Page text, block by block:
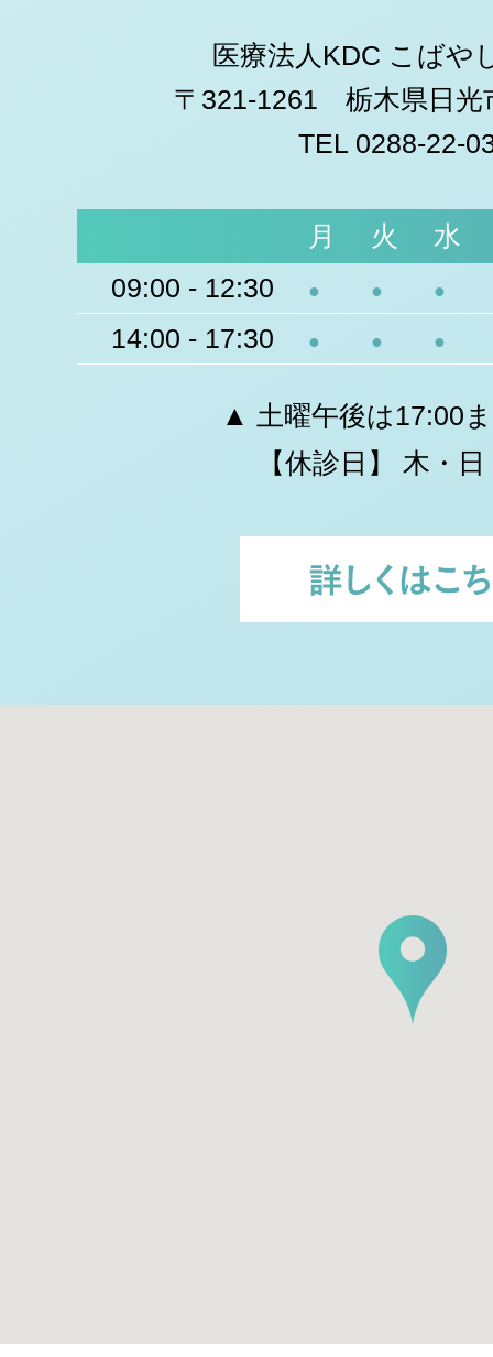
医療法人KDC こばや
〒321-1261 栃木県日光
TEL 0288-22-
月 火
水
09:00 - 12:30
● ● ●
14:00 - 17:30 ● ● ●
▲ 土曜午後は17:00
【休診日】 木・